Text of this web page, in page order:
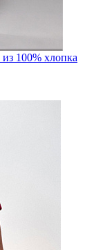
из 100% хлопка